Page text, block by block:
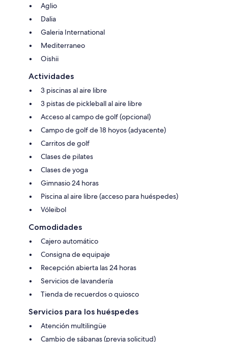
Aglio
Dalia
Galeria International
Mediterraneo
Oishii
Actividades
3 piscinas al aire libre
3 pistas de pickleball al aire libre
Acceso al campo de golf (opcional)
Campo de golf de 18 hoyos (adyacente)
Carritos de golf
Clases de pilates
Clases de yoga
Gimnasio 24 horas
Piscina al aire libre (acceso para huéspedes)
Vóleibol
Comodidades
Cajero automático
Consigna de equipaje
Recepción abierta las 24 horas
Servicios de lavandería
Tienda de recuerdos o quiosco
Servicios para los huéspedes
Atención multilingüe
Cambio de sábanas (previa solicitud)